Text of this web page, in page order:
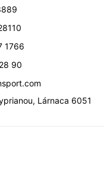
1766
90
, Lárnaca 6051